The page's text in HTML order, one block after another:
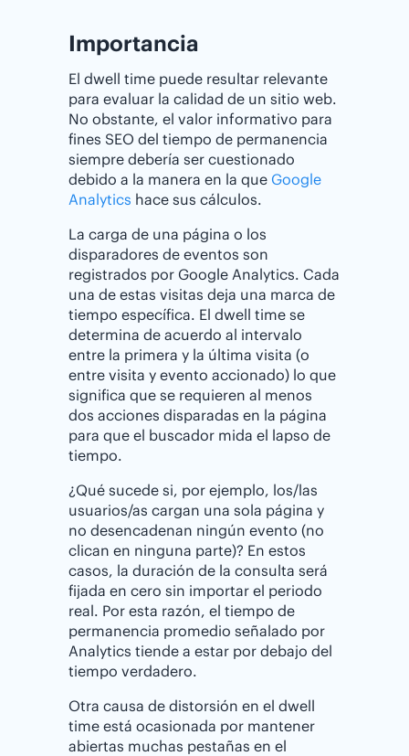
Importancia
El dwell time puede resultar relevante
para evaluar la calidad de un sitio web.
No obstante, el valor informativo para
fines SEO del tiempo de permanencia
siempre debería ser cuestionado
debido a la manera en la que Google
Analytics hace sus cálculos.
La carga de una página o los
disparadores de eventos son
registrados por Google Analytics. Cada
una de estas visitas deja una marca de
tiempo específica. El dwell time se
determina de acuerdo al intervalo
entre la primera y la última visita (o
entre visita y evento accionado) lo que
significa que se requieren al menos
dos acciones disparadas en la página
para que el buscador mida el lapso de
tiempo.
¿Qué sucede si, por ejemplo, los/las
usuarios/as cargan una sola página y
no desencadenan ningún evento (no
clican en ninguna parte)? En estos
casos, la duración de la consulta será
fijada en cero sin importar el periodo
real. Por esta razón, el tiempo de
permanencia promedio señalado por
Analytics tiende a estar por debajo del
tiempo verdadero.
Otra causa de distorsión en el dwell
time está ocasionada por mantener
abiertas muchas pestañas en el